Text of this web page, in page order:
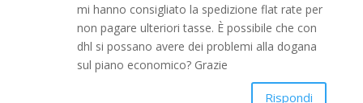
mi hanno consigliato la spedizione flat rate per
non pagare ulteriori tasse. È possibile che con
dhl si possano avere dei problemi alla dogana
sul piano economico? Grazie
Rispondi